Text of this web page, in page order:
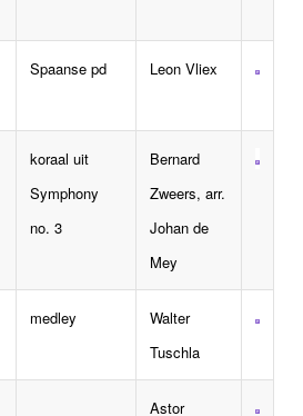
Spaanse pd Leon Vliex
koraal uit
Symphony
no. 3
Bernard
Zweers, arr.
Johan de
Mey
medley
Walter
Tuschla
Astor